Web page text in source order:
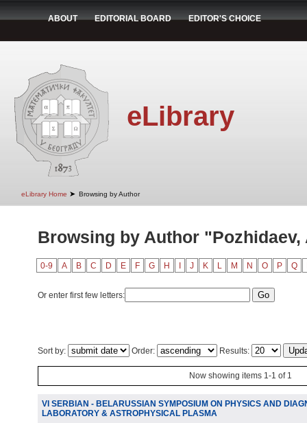
ABOUT EDITORIAL BOARD EDITOR'S CHOICE
eLibrary
eLibrary Home ➤ Browsing by Author
Browsing by Author "Pozhidaev,
0-9 A B C D E F G H J K L M N O P Q
Or enter first few letters:
Sort by: Order: Results:
Now showing items 1-1 of 1
VI SERBIAN - BELARUSSIAN SYMPOSIUM ON PHYSICS AND
LABORATORY & ASTROPHYSICAL PLASMA